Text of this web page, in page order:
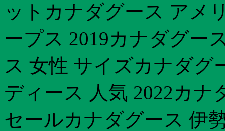
ットカナダグース アメ
ープス 2019カナダグー
ス 女性 サイズカナダグ
ディース 人気 2022カ
セールカナダグース 伊